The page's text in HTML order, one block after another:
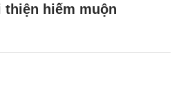
thiện hiếm muộn